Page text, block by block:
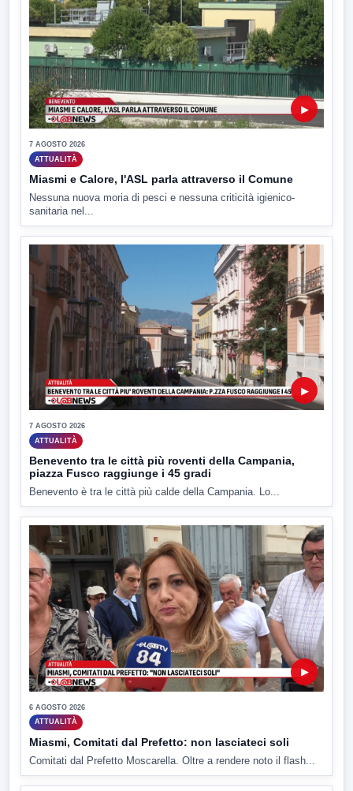
▶
7 AGOSTO 2026
ATTUALITÀ
Miasmi e Calore, l'ASL parla attraverso il Comune
Nessuna nuova moria di pesci e nessuna criticità igienico-
sanitaria nel...
▶
7 AGOSTO 2026
ATTUALITÀ
Benevento tra le città più roventi della Campania,
piazza Fusco raggiunge i 45 gradi
Benevento è tra le città più calde della Campania. Lo...
▶
6 AGOSTO 2026
ATTUALITÀ
Miasmi, Comitati dal Prefetto: non lasciateci soli
Comitati dal Prefetto Moscarella. Oltre a rendere noto il flash...